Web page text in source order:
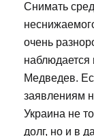
Снимать
очень
наблюдается
Медведев.
заявлениям
Украина не
долг, но и в